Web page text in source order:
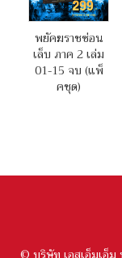
พยัคฆราชซ่อน
เล็บ ภาค 2 เล่ม
01-15 จบ (แพ็
คชุด)